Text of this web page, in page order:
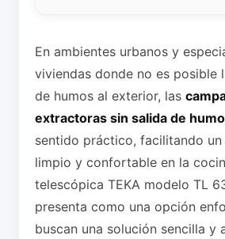
En ambientes urbanos y
viviendas donde no es posible
de humos al exterior, las
extractoras sin salida de
sentido práctico, facilitando un
limpio y confortable en la
telescópica TEKA modelo TL
presenta como una opción
buscan una solución sencilla y